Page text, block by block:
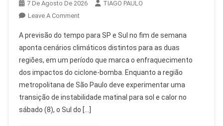
7 De Agosto De 2026
TIAGO PAULO
Leave A CommentOn
Tempo
SP
E
Sul
Fim
De
Semana:
A previsão do tempo para SP e Sul no fim de semana
aponta cenários climáticos distintos para as duas
regiões, em um período que marca o enfraquecimento
dos impactos do ciclone-bomba. Enquanto a região
metropolitana de São Paulo deve experimentar uma
transição de instabilidade matinal para sol e calor no
sábado (8), o Sul do […]